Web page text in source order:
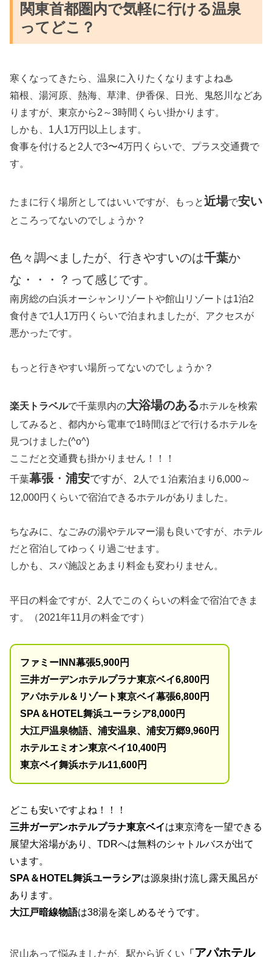
関東首都圏内で気軽に行ける温泉
ってどこ？
寒くなってきたら、温泉に入りたくなりますよね♨
箱根、湯河原、熱海、草津、伊香保、日光、鬼怒川などあ
りますが、東京から2～3時間くらい掛かります。
しかも、1人1万円以上します。
食事を付けると2人で3〜4万円くらいで、プラス交通費で
す。
たまに行く場所としてはいいですが、もっと近場で安い
ところってないのでしょうか？
色々調べましたが、行きやすいのは千葉か
な・・・？って感じです。
南房総の白浜オーシャンリゾートや館山リゾートは1泊2
食付きで1人1万円くらいで泊まれましたが、アクセスが
悪かったです。
もっと行きやすい場所ってないのでしょうか？
楽天トラベルで千葉県内の大浴場のあるホテルを検索
してみると、都内から電車で1時間ほどで行けるホテルを
見つけました(^o^)
ここだと交通費も掛かりません！！！
千葉幕張 ・ 浦安ですが、
2人で１泊素泊まり6,000～
12,000円くらいで宿泊できるホテルがありました。
ちなみに、なごみの湯やテルマー湯も良いですが、ホテル
だと宿泊してゆっくり過ごせます。
しかも、スパ施設とあまり料金も変わりません。
平日の料金ですが、2人でこのくらいの料金で宿泊できま
す。（2021年11月の料金です）
ファミーINN幕張5,900円
三井ガーデンホテルプラナ東京ベイ6,800円
アパホテル＆リゾート東京ベイ幕張6,800円
SPA＆HOTEL舞浜ユーラシア8,000円
大江戸温泉物語、浦安温泉、浦安万郷9,960円
ホテルエミオン東京ベイ10,400円
東京ベイ舞浜ホテル11,600円
どこも安いですよね！！！
三井ガーデンホテルプラナ東京ベイは東京湾を一望できる
展望大浴場があり、TDRへは無料のシャトルバスが出て
います。
SPA＆HOTEL舞浜ユーラシアは源泉掛け流し露天風呂が
あります。
大江戸暗線物語は38湯を楽しめるそうです。
沢山あって悩みましたが、駅から近くい 「 アパホテル